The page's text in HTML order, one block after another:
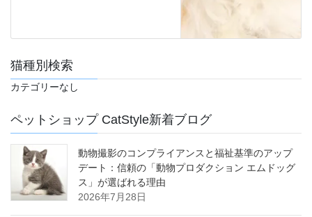
猫種別検索
カテゴリーなし
ペットショップ CatStyle新着ブログ
動物撮影のコンプライアンスと福祉基準のアップ
デート：信頼の「動物プロダクション エムドッグ
ス」が選ばれる理由
2026年7月28日